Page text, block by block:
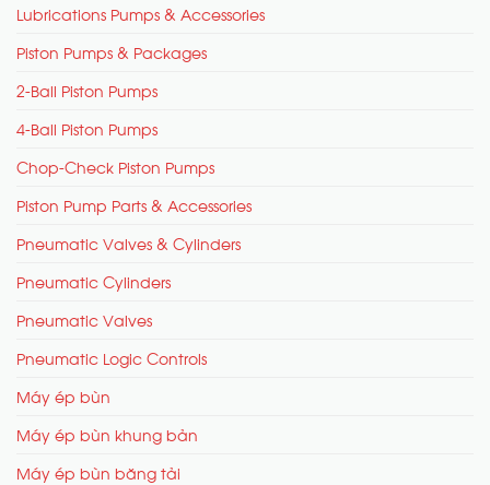
Lubrications Pumps & Accessories
Piston Pumps & Packages
2-Ball Piston Pumps
4-Ball Piston Pumps
Chop-Check Piston Pumps
Piston Pump Parts & Accessories
Pneumatic Valves & Cylinders
Pneumatic Cylinders
Pneumatic Valves
Pneumatic Logic Controls
Máy ép bùn
Máy ép bùn khung bản
Máy ép bùn băng tải